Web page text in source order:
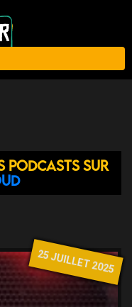
podcasts sur
25 JUILLET 2025